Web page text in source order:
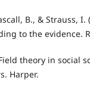
B., & Strauss,
to the evidence.
theory in social
Harper.